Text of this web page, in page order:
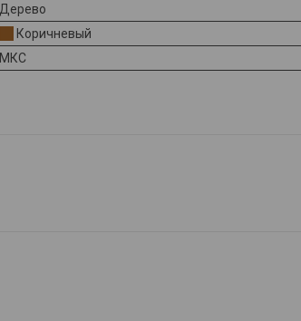
Дерево
Коричневый
МКС